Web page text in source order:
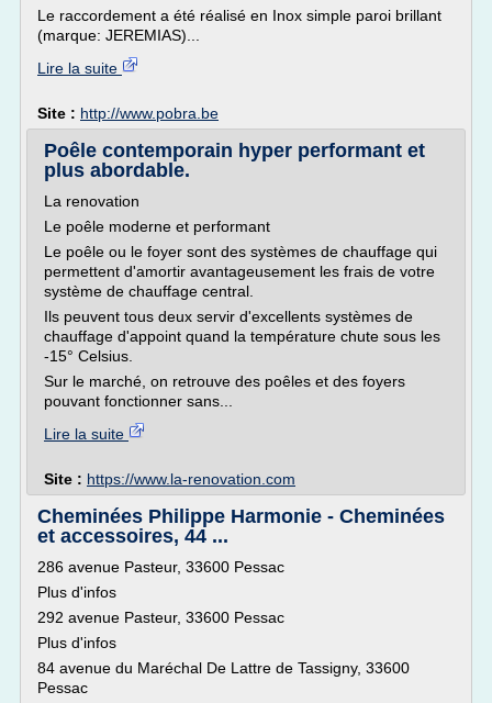
Le raccordement a été réalisé en Inox simple paroi brillant
(marque: JEREMIAS)...
Lire la suite
Site : http://www.pobra.be
Poêle contemporain hyper performant et
plus abordable.
La renovation
Le poêle moderne et performant
Le poêle ou le foyer sont des systèmes de chauffage qui
permettent d'amortir avantageusement les frais de votre
système de chauffage central.
Ils peuvent tous deux servir d'excellents systèmes de
chauffage d'appoint quand la température chute sous les
-15° Celsius.
Sur le marché, on retrouve des poêles et des foyers
pouvant fonctionner sans...
Lire la suite
Site : https://www.la-renovation.com
Cheminées Philippe Harmonie - Cheminées
et accessoires, 44 ...
286 avenue Pasteur, 33600 Pessac
Plus d'infos
292 avenue Pasteur, 33600 Pessac
Plus d'infos
84 avenue du Maréchal De Lattre de Tassigny, 33600
Pessac